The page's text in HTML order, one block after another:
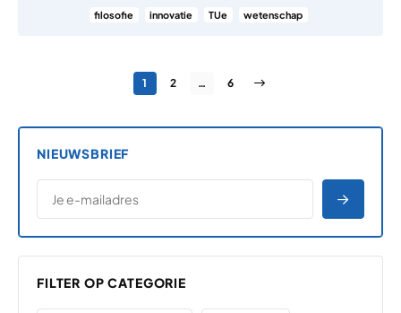
filosofie innovatie TUe wetenschap
Berichten paginering
Pagina
1 Pagina
2 … Pagina
6 Volgende pagina
NIEUWSBRIEF
E-MAILADRES
*
FILTER OP CATEGORIE